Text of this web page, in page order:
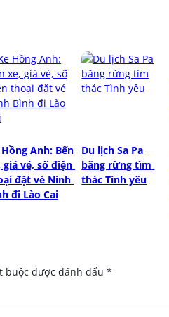
Hồng Anh: Bến
giá vé, số điện
đặt vé Ninh
đi Lào Cai
Du lịch Sa Pa
băng rừng tìm
thác Tình yêu
buộc được đánh dấu *